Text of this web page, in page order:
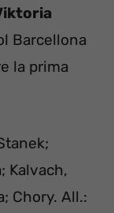
Barcellona
la prima
Kalvach,
Chory. All.: